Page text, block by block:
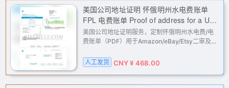
美国公司地址证明 怀俄明州水电费账单
FPL 电费账单 Proof of address for a US
company; Wyoming utility bills (FPL);
electricity bills
美国公司地址证明服务，定制怀俄明州水电费/电
费账单（PDF）用于Amazon/eBay/Etsy二审及
按填写公司名与地址制作，邮件交付。
人工发货 CNY ¥ 468.00